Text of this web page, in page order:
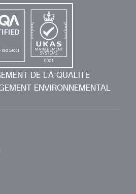
DE LA QUALITE
ENVIRONNEMENTAL